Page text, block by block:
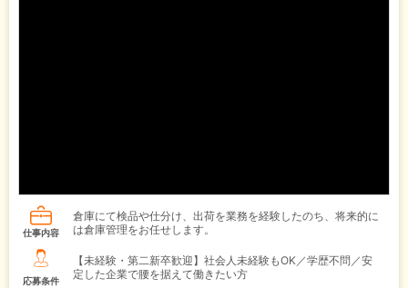
仕事内容
倉庫にて検品や仕分け、出荷を業務を経験したのち、将来的に
は倉庫管理をお任せします。
応募条件
【未経験・第二新卒歓迎】社会人未経験もOK／学歴不問／安
定した企業で腰を据えて働きたい方